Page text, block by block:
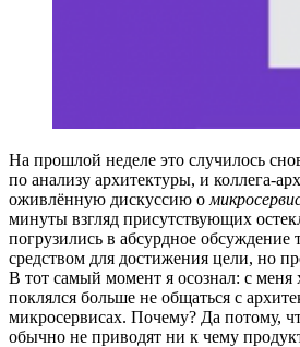
На прошлой неделе это случилось
по анализу архитектуры, и коллега-
оживлённую дискуссию о
минуты взгляд присутствующих
погрузились в абсурдное обсуждение
средством для достижения цели, но
В тот самый момент я осознал: с меня
поклялся больше не общаться с
микросервисах. Почему? Да потому,
обычно не приводят ни к чему